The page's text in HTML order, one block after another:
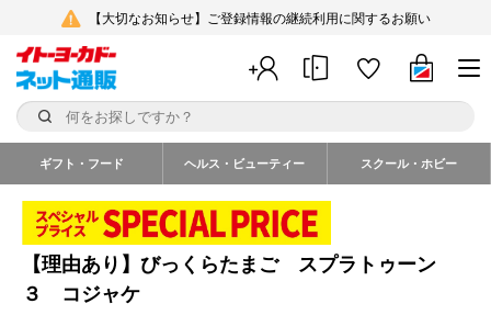
【大切なお知らせ】ご登録情報の継続利用に関するお願い
ギフト・フード ヘルス・ビューティー スクール・ホビー
【理由あり】びっくらたまご スプラトゥーン
３ コジャケ